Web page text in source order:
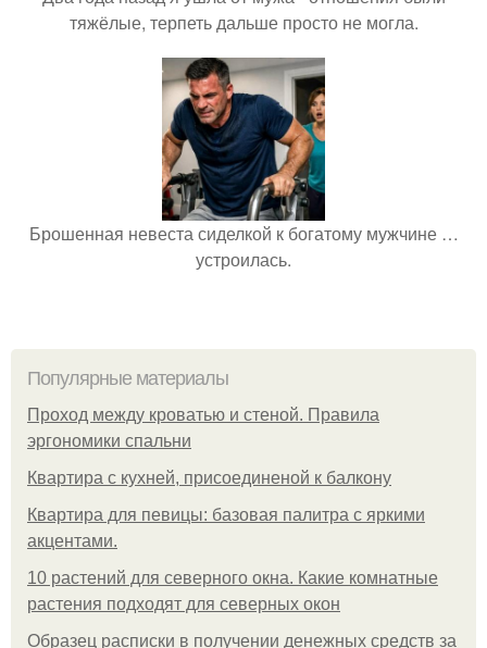
тяжёлые, терпеть дальше просто не могла.
Брошенная невеста сиделкой к богатому мужчине …
устроилась.
Популярные материалы
Проход между кроватью и стеной. Правила
эргономики спальни
Квартира с кухней, присоединеной к балкону
Квартира для певицы: базовая палитра с яркими
акцентами.
10 растений для северного окна. Какие комнатные
растения подходят для северных окон
Образец расписки в получении денежных средств за